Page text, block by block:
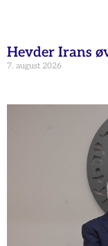
Hevder Irans
7. august 2026